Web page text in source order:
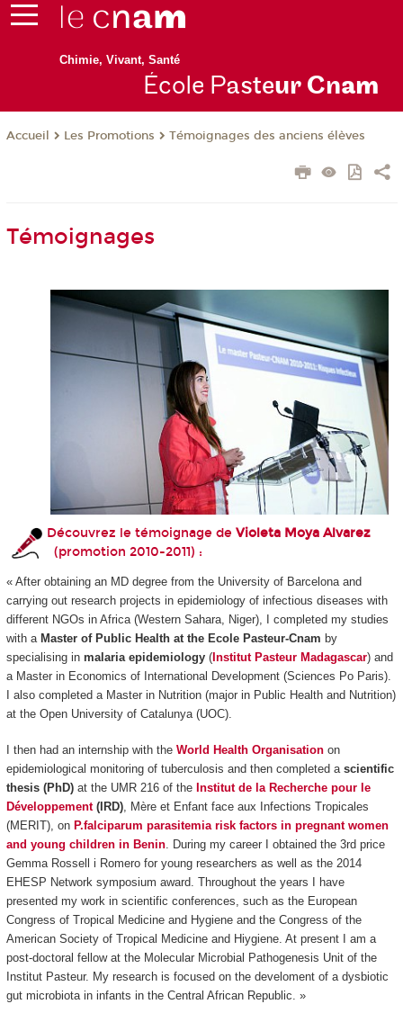
Chimie, Vivant, Santé
École Pasteur Cnam
Accueil Les Promotions Témoignages des anciens élèves
Témoignages
Découvrez le témoignage de Violeta Moya Alvarez
(promotion 2010-2011) :
« After obtaining an MD degree from the University of Barcelona and
carrying out research projects in epidemiology of infectious diseases with
different NGOs in Africa (Western Sahara, Niger), I completed my studies
with a Master of Public Health at the Ecole Pasteur-Cnam by
specialising in malaria epidemiology(Institut Pasteur Madagascar) and
a Master in Economics of International Development (Sciences Po Paris).
I also completed a Master in Nutrition (major in Public Health and Nutrition)
at the Open University of Catalunya (UOC).
I then had an internship with the World Health Organisationon
epidemiological monitoring of tuberculosis and then completed a scientific
thesis (PhD) at the UMR 216 of the Institut de la Recherche pour le
Développement(IRD), Mère et Enfant face aux Infections Tropicales
(MERIT), on P.falciparum parasitemia risk factors in pregnant women
and young children in Benin. During my career I obtained the 3rd price
Gemma Rossell i Romero for young researchers as well as the 2014
EHESP Network symposium award. Throughout the years I have
presented my work in scientific conferences, such as the European
Congress of Tropical Medicine and Hygiene and the Congress of the
American Society of Tropical Medicine and Hiygiene. At present I am a
post-doctoral fellow at the Molecular Microbial Pathogenesis Unit of the
Institut Pasteur. My research is focused on the develoment of a dysbiotic
gut microbiota in infants in the Central African Republic. »